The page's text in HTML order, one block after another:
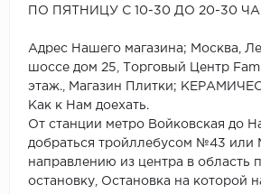
ПО ПЯТНИЦУ С 10-30 ДО 20-30
Адрес Нашего магазина; Москва,
шоссе дом 25, Торговый Центр
этаж., Магазин Плитки;
Как к Нам доехать.
От станции метро Войковская до
добраться тройллебусом №43 или
направлению из центра в область
остановку, Остановка на которой